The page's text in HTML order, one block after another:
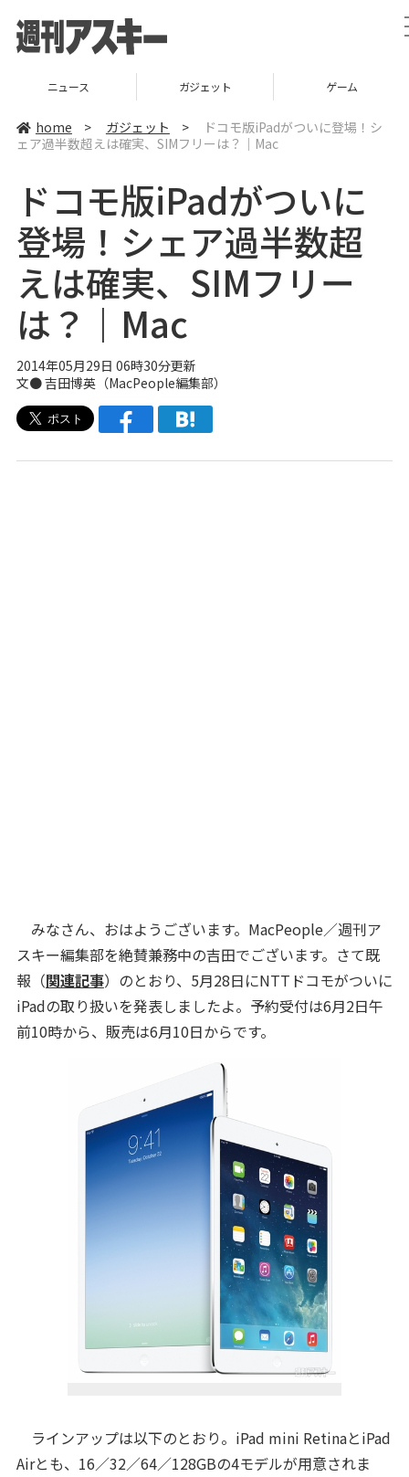
ニュース ガジェット ゲーム
home > ガジェット >
ドコモ版iPadがついに登場！シ
ェア過半数超えは確実、SIMフリーは？｜Mac
ドコモ版iPadがついに
登場！シェア過半数超
えは確実、SIMフリー
は？｜Mac
2014年05月29日 06時30分更新
文●吉田博英（MacPeople編集部）
みなさん、おはようございます。MacPeople／週刊ア
スキー編集部を絶賛兼務中の吉田でございます。さて既
報（関連記事）のとおり、5月28日にNTTドコモがついに
iPadの取り扱いを発表しましたよ。予約受付は6月2日午
前10時から、販売は6月10日からです。
ラインアップは以下のとおり。iPad mini RetinaとiPad
Airとも、16／32／64／128GBの4モデルが用意されま